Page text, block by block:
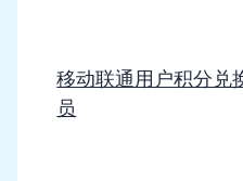
移动联通用户积分兑
员